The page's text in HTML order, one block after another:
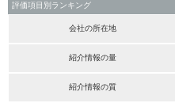
評価項目別ランキング
会社の所在地
紹介情報の量
紹介情報の質